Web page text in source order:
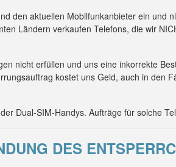
den aktuellen Mobilfunkanbieter ein und
Ländern verkaufen Telefons, die wir
nicht erfüllen und uns eine inkorrekte
kostet uns Geld, auch in den
Dual-SIM-Handys. Aufträge für solche
DES